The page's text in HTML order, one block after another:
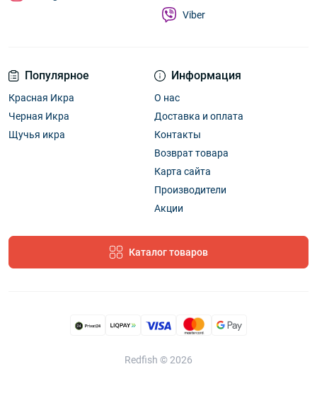
Популярное
Красная Икра
Черная Икра
Щучья икра
Информация
О нас
Доставка и оплата
Контакты
Возврат товара
Карта сайта
Производители
Акции
Каталог товаров
Viber
Redfish © 2026